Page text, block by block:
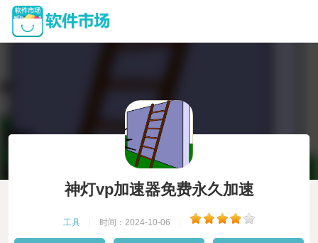
神灯vp加速器免费永久加速
工具 时间：2024-10-06